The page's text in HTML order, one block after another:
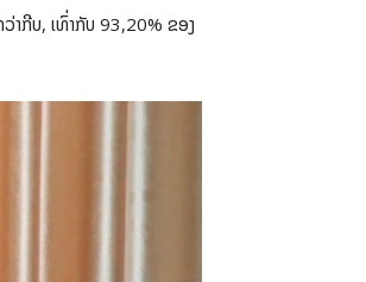
າກີບ, ເທົ່າກັບ 93,20% ຂອງ